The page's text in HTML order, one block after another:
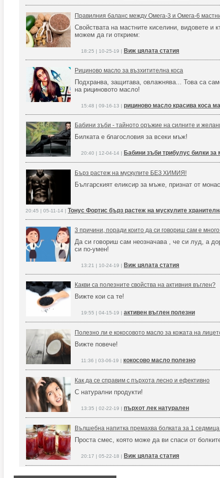
Правилния баланс между Омега-3 и Омега-6
Свойствата на мастните киселини, видовете и
можем да ги открием:
18:25 | 10-25-19 | Виж цялата статия
Рициново масло за възхитителна коса
Подхранва, защитава, овлажнява... Това са
на рициновото масло!
15:48 | 09-16-13 | рициново масло красива коса
Бабини зъби - тайното оръжие на силните и
Билката е благословия за всеки мъж!
20:40 | 12-04-14 | Бабини зъби трибулус билки
Бърз растеж на мускулите БЕЗ ХИМИЯ!
Българският еликсир за мъже, признат от
20:45 | 05-11-14 | Тонус Фортис бърз растеж на мускулите
3 причини, поради които да си говориш сам е
Да си говориш сам неозначава , че си луд, а
си по-умен!
13:21 | 10-24-19 | Виж цялата статия
Какви са полезните свойства на активния въглен?
Вижте кои са те!
19:55 | 04-15-19 | активен въглен полезни
Полезно ли е кокосовото масло за кожата на
Вижте повече!
11:36 | 03-06-19 | кокосово масло полезно
Как да се справим с пърхота лесно и ефективно
С натурални продукти!
13:35 | 02-22-19 | пърхот лек натурален
Вълшебна напитка премахва болката за 1 седмица
Проста смес, която може да ви спаси от
20:17 | 05-22-18 | Виж цялата статия